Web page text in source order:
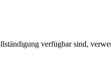
verfügbar sind,